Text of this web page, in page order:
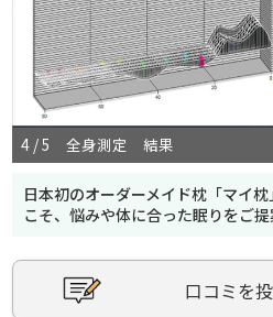
4 / 5 全身測定 結果
日本初のオーダーメイド枕「マイ
こそ、悩みや体に合った眠りをご提
口コミを